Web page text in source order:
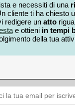
e necessiti di una
cliente ti ha chiesto
redigere un atto
e ottieni in tempi
della tua